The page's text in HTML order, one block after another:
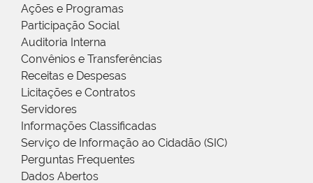
Ações e Programas
Participação Social
Auditoria Interna
Convênios e Transferências
Receitas e Despesas
Licitações e Contratos
Servidores
Informações Classificadas
Serviço de Informação ao Cidadão (SIC)
Perguntas Frequentes
Dados Abertos